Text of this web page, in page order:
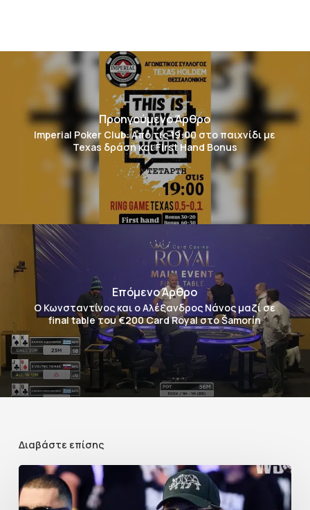
Προηγούμενο Άρθρο
Imperial Poker Club: Από τις 19:00 στο παιχνίδι με
Texas δράση και First Hand Bonus
Επόμενο Άρθρο
Ο Κωνσταντίνος και ο Αλέξανδρος Νάνος μαζί σε
final table του €200 Card Royal στο Šamorín
Διαβάστε επίσης